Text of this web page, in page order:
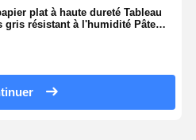
plat à haute dureté Tableau
gris résistant à l'humidité Pâte